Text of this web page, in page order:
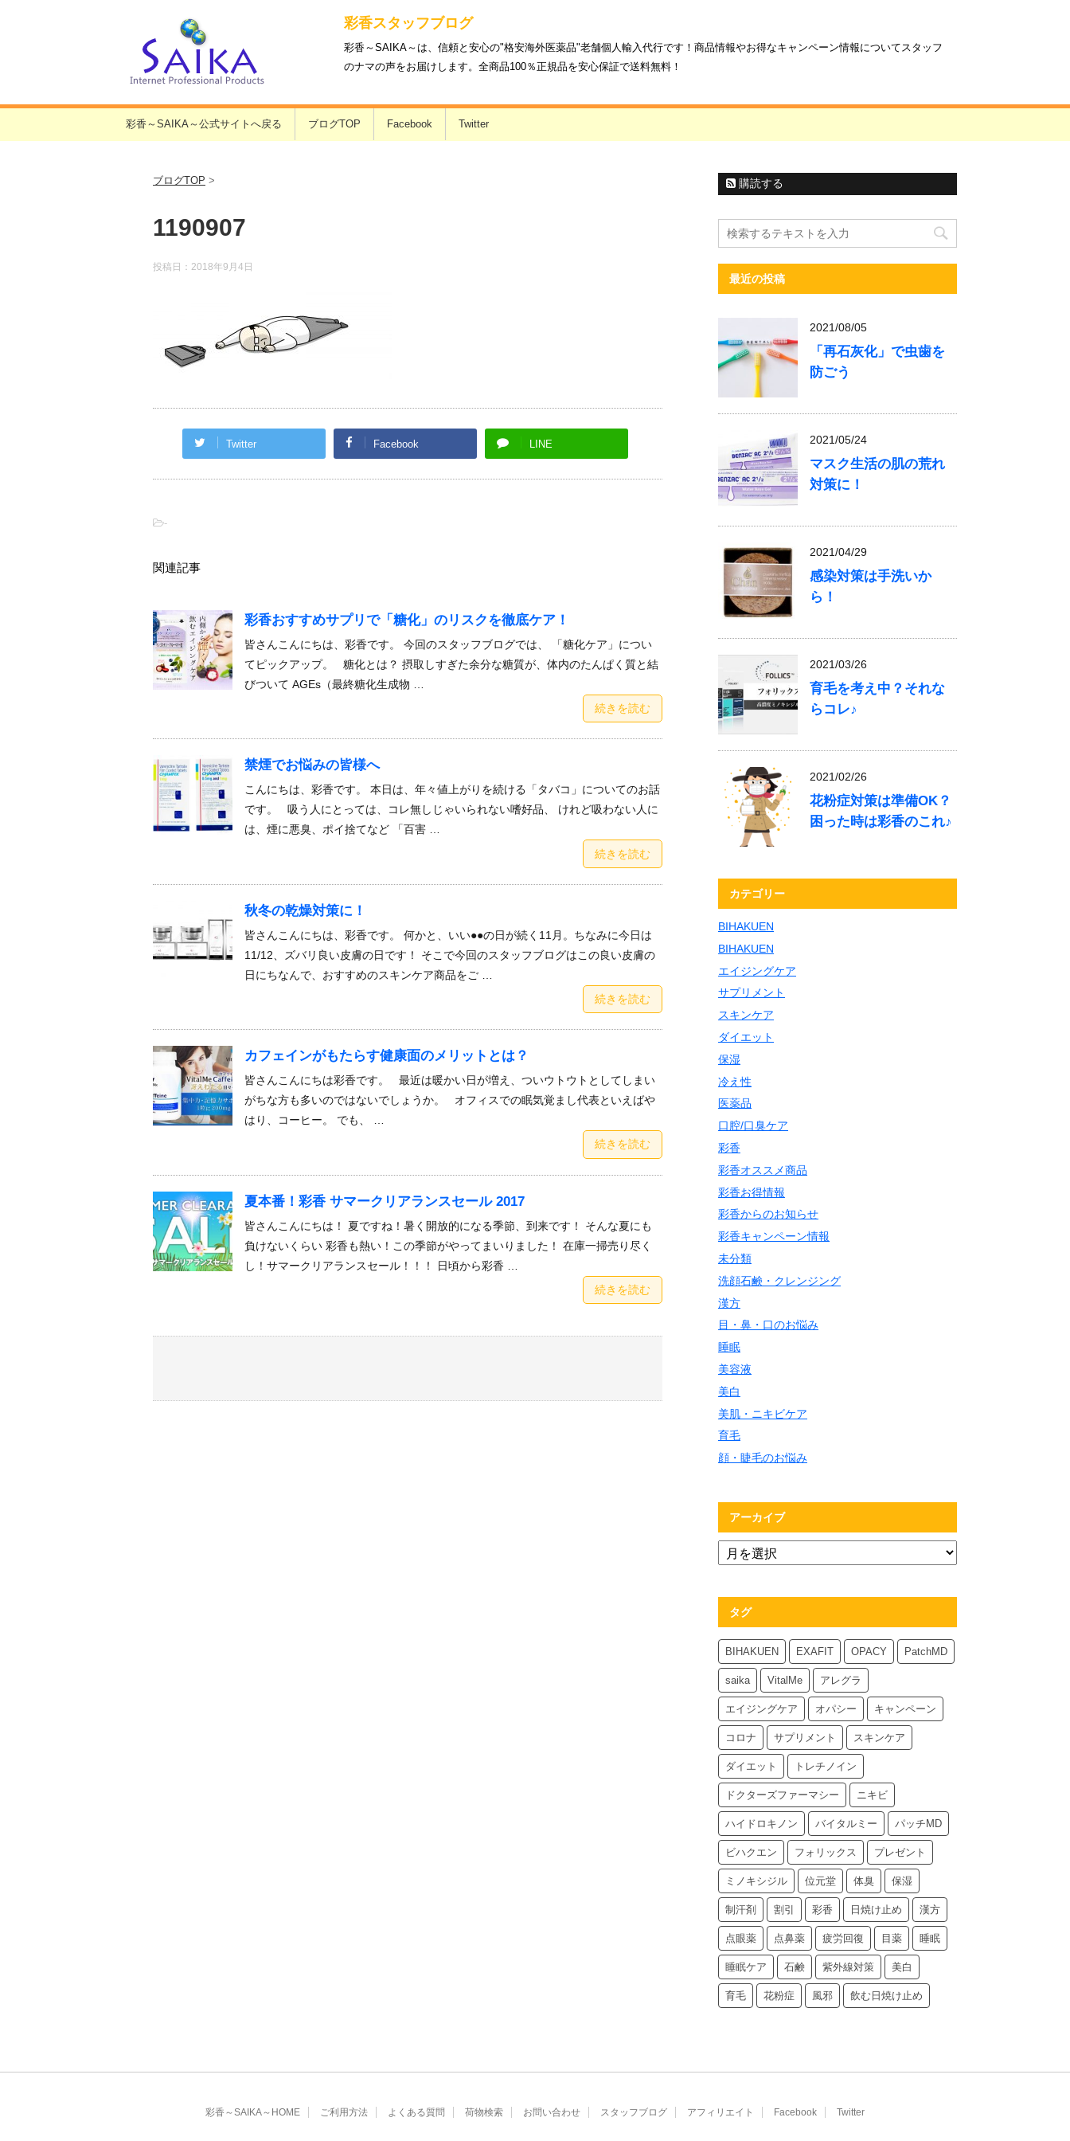
彩香スタッフブログ
彩香～SAIKA～は、信頼と安心の"格安海外医薬品"老舗個人輸入代行です！商品情報やお得なキャンペーン情報についてスタッフ
のナマの声をお届けします。全商品100％正規品を安心保証で送料無料！
彩香～SAIKA～公式サイトへ戻る ブログTOP Facebook Twitter
ブログTOP >
1190907
投稿日： 2018年9月4日
Twitter Facebook LINE
-
関連記事
彩香おすすめサプリで「糖化」のリスクを徹底ケア！
皆さんこんにちは、彩香です。 今回のスタッフブログでは、 「糖化ケア」につい
てピックアップ。 糖化とは？ 摂取しすぎた余分な糖質が、体内のたんぱく質と結
びついて AGEs（最終糖化生成物 …
続きを読む
禁煙でお悩みの皆様へ
こんにちは、彩香です。 本日は、年々値上がりを続ける「タバコ」についてのお話
です。 吸う人にとっては、コレ無しじゃいられない嗜好品、 けれど吸わない人に
は、煙に悪臭、ポイ捨てなど 「百害 …
続きを読む
秋冬の乾燥対策に！
皆さんこんにちは、彩香です。 何かと、いい●●の日が続く11月。ちなみに今日は
11/12、ズバリ良い皮膚の日です！ そこで今回のスタッフブログはこの良い皮膚の
日にちなんで、おすすめのスキンケア商品をご …
続きを読む
カフェインがもたらす健康面のメリットとは？
皆さんこんにちは彩香です。 最近は暖かい日が増え、ついウトウトとしてしまい
がちな方も多いのではないでしょうか。 オフィスでの眠気覚まし代表といえばや
はり、コーヒー。 でも、 …
続きを読む
夏本番！彩香 サマークリアランスセール 2017
皆さんこんにちは！ 夏ですね！暑く開放的になる季節、到来です！ そんな夏にも
負けないくらい 彩香も熱い！この季節がやってまいりました！ 在庫一掃売り尽く
し！サマークリアランスセール！！！ 日頃から彩香 …
続きを読む
購読する
最近の投稿
2021/08/05
「再石灰化」で虫歯を
防ごう
2021/05/24
マスク生活の肌の荒れ
対策に！
2021/04/29
感染対策は手洗いか
ら！
2021/03/26
育毛を考え中？それな
らコレ♪
2021/02/26
花粉症対策は準備OK？
困った時は彩香のこれ♪
カテゴリー
BIHAKUEN
BIHAKUEN
エイジングケア
サプリメント
スキンケア
ダイエット
保湿
冷え性
医薬品
口腔/口臭ケア
彩香
彩香オススメ商品
彩香お得情報
彩香からのお知らせ
彩香キャンペーン情報
未分類
洗顔石鹸・クレンジング
漢方
目・鼻・口のお悩み
睡眠
美容液
美白
美肌・ニキビケア
育毛
顔・睫毛のお悩み
アーカイブ
タグ
BIHAKUEN EXAFIT OPACY PatchMD
saika VitalMe アレグラ
エイジングケア オパシー キャンペーン
コロナ サプリメント スキンケア
ダイエット トレチノイン
ドクターズファーマシー ニキビ
ハイドロキノン バイタルミー パッチMD
ビハクエン フォリックス プレゼント
ミノキシジル 位元堂 体臭 保湿
制汗剤 割引 彩香 日焼け止め 漢方
点眼薬 点鼻薬 疲労回復 目薬 睡眠
睡眠ケア 石鹸 紫外線対策 美白
育毛 花粉症 風邪 飲む日焼け止め
彩香～SAIKA～HOME ご利用方法 よくある質問 荷物検索 お問い合わせ スタッフブログ アフィリエイト Facebook Twitter